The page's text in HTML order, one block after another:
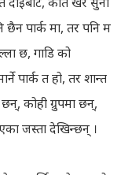
पार्क मा, तर पनि म
छ, गाडि को
पार्क त हो, तर शान्त
कोही ग्रुपमा छन्,
जस्ता देखिन्छन् ।